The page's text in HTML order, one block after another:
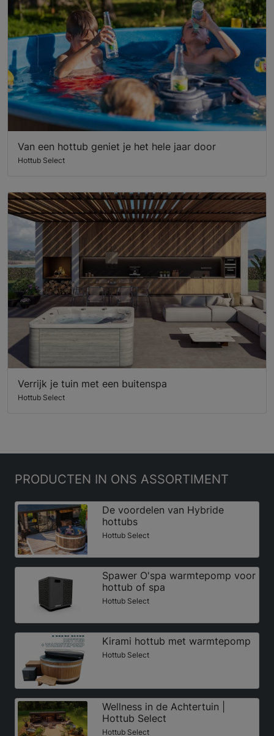
Van een hottub geniet je het hele jaar door
Hottub Select
Verrijk je tuin met een buitenspa
Hottub Select
PRODUCTEN IN ONS ASSORTIMENT
De voordelen van Hybride
hottubs
Hottub Select
Spawer O'spa warmtepomp voor
hottub of spa
Hottub Select
Kirami hottub met warmtepomp
Hottub Select
Wellness in de Achtertuin |
Hottub Select
Hottub Select